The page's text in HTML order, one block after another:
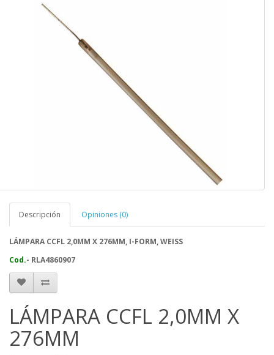
Descripción Opiniones (0)
LÁMPARA CCFL 2,0MM X 276MM, I-FORM, WEISS
Cod.- RLA4860907
LÁMPARA CCFL 2,0MM X
276MM